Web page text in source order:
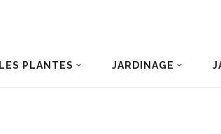
LES PLANTES JARDINAGE